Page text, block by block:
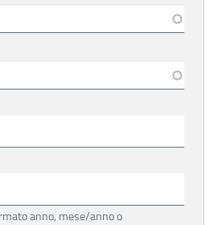
anno, mese/anno o